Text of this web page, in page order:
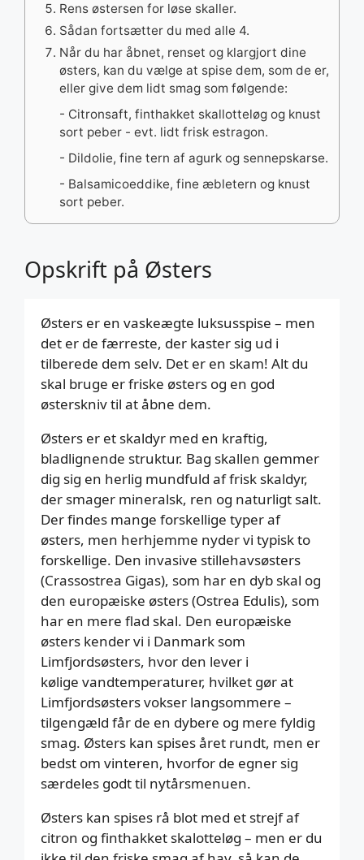
Opskrift på Østers
Østers er en vaskeægte luksusspise – men
det er de færreste, der kaster sig ud i
tilberede dem selv. Det er en skam! Alt du
skal bruge er friske østers og en god
østerskniv til at åbne dem.
Østers er et skaldyr med en kraftig,
bladlignende struktur. Bag skallen gemmer
dig sig en herlig mundfuld af frisk skaldyr,
der smager mineralsk, ren og naturligt salt.
Der findes mange forskellige typer af
østers, men herhjemme nyder vi typisk to
forskellige. Den invasive stillehavsøsters
(Crassostrea Gigas), som har en dyb skal og
den europæiske østers (Ostrea Edulis), som
har en mere flad skal. Den europæiske
østers kender vi i Danmark som
Limfjordsøsters, hvor den lever i
kølige vandtemperaturer, hvilket gør at
Limfjordsøsters vokser langsommere –
tilgengæld får de en dybere og mere fyldig
smag. Østers kan spises året rundt, men er
bedst om vinteren, hvorfor de egner sig
særdeles godt til nytårsmenuen.
Østers kan spises rå blot med et strejf af
citron og finthakket skalotteløg – men er du
Rens østersen for løse skaller.
Sådan fortsætter du med alle 4.
Når du har åbnet, renset og klargjort dine
østers, kan du vælge at spise dem, som de er,
eller give dem lidt smag som følgende:
- Citronsaft, finthakket skallotteløg og knust
sort peber - evt. lidt frisk estragon.
- Dildolie, fine tern af agurk og sennepskarse.
- Balsamicoeddike, fine æbletern og knust
sort peber.